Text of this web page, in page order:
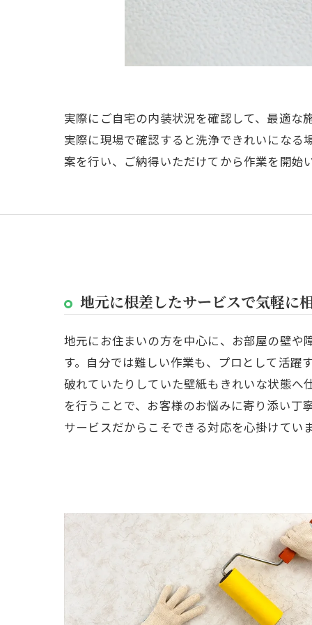
実際にご自宅の内装状況を確認して、最適
実際に現場で確認すると洗浄できれいにな
案を行い、ご納得いただけてから作業を開始
地元に根差したサービスで気軽に
地元にお住まいの方を中心に、お部屋の壁や
す。自分では難しい作業も、プロとして活躍
破れていたりしていた壁紙もきれいな状態へ
を行うことで、お客様のお悩みに寄り添い丁
サービスだからこそできる対応を心掛けてい